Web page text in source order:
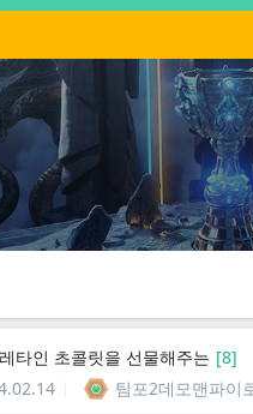
타인 초콜릿을 선물해주는 [8]
팀포2데모맨파이